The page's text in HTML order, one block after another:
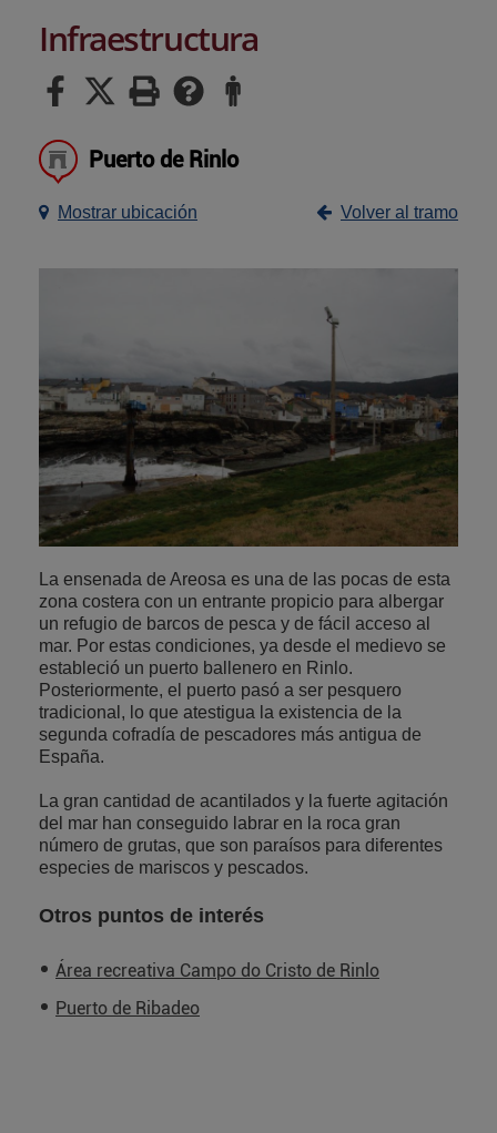
Infraestructura
Puerto de Rinlo
Mostrar ubicación Volver al tramo
La ensenada de Areosa es una de las pocas de esta
zona costera con un entrante propicio para albergar
un refugio de barcos de pesca y de fácil acceso al
mar. Por estas condiciones, ya desde el medievo se
estableció un puerto ballenero en Rinlo.
Posteriormente, el puerto pasó a ser pesquero
tradicional, lo que atestigua la existencia de la
segunda cofradía de pescadores más antigua de
España.
La gran cantidad de acantilados y la fuerte agitación
del mar han conseguido labrar en la roca gran
número de grutas, que son paraísos para diferentes
especies de mariscos y pescados.
Otros puntos de interés
Área recreativa Campo do Cristo de Rinlo
Puerto de Ribadeo